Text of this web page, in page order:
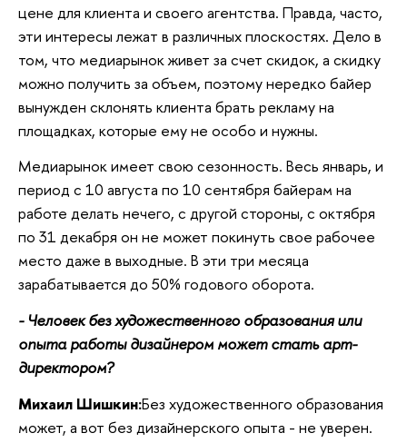
цене для клиента и своего агентства. Правда, часто,
эти интересы лежат в различных плоскостях. Дело в
том, что медиарынок живет за счет скидок, а скидку
можно получить за объем, поэтому нередко байер
вынужден склонять клиента брать рекламу на
площадках, которые ему не особо и нужны.
Медиарынок имеет свою сезонность. Весь январь, и
период с 10 августа по 10 сентября байерам на
работе делать нечего, с другой стороны, с октября
по 31 декабря он не может покинуть свое рабочее
место даже в выходные. В эти три месяца
зарабатывается до 50% годового оборота.
- Человек без художественного образования или
опыта работы дизайнером может стать арт-
директором?
Михаил Шишкин:Без художественного образования
может, а вот без дизайнерского опыта - не уверен.